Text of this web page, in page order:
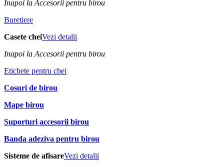
Inapoi la Accesorii pentru birou
Buretiere
Casete cheiVezi detalii
Inapoi la Accesorii pentru birou
Etichete pentru chei
Cosuri de birou
Mape birou
Suporturi accesorii birou
Banda adeziva pentru birou
Sisteme de afisareVezi detalii